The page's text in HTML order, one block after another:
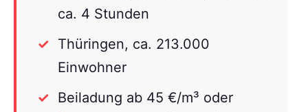
ca. 4 Stunden
Thüringen, ca. 213.000
Einwohner
Beiladung ab 45 €/m³ oder